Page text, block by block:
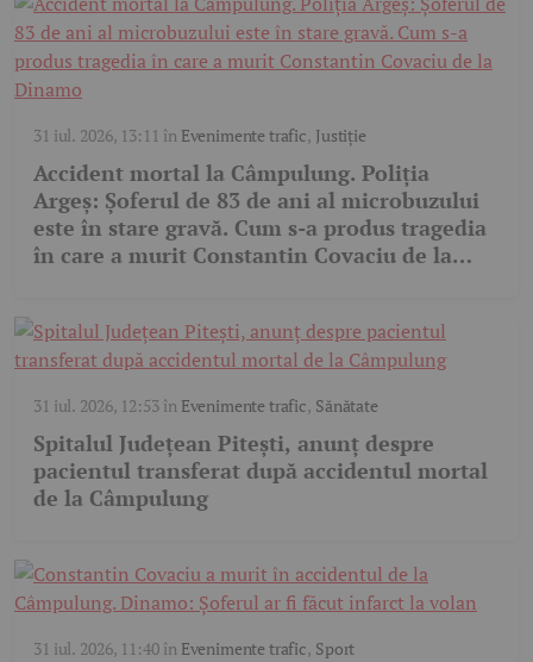
31 iul. 2026, 13:11 în Evenimente trafic, Justiție
Accident mortal la Câmpulung. Poliția
Argeș: Șoferul de 83 de ani al microbuzului
este în stare gravă. Cum s-a produs tragedia
în care a murit Constantin Covaciu de la
31 iul. 2026, 12:53în Evenimente trafic, Sănătate
Spitalul Județean Pitești, anunț despre
pacientul transferat după accidentul mortal
de la Câmpulung
31 iul. 2026, 11:40în Evenimente trafic, Sport